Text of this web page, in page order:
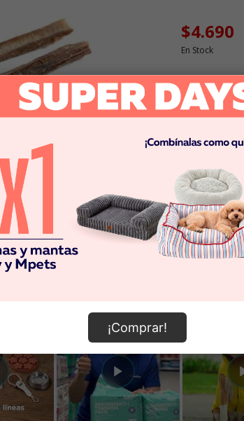
$4.690
En Stock
¡Comprar!